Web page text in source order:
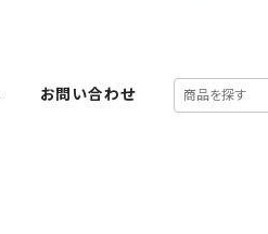
お問い合わせ